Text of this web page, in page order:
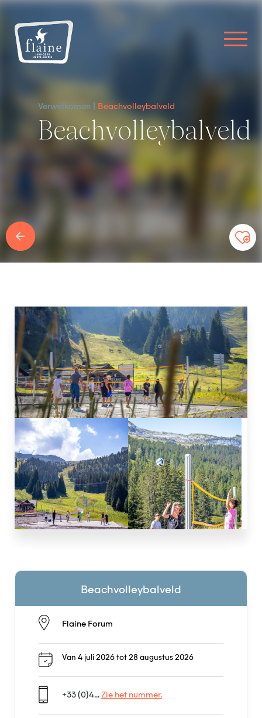
Verwelkomen Beachvolleybalveld
Beachvolleybalveld
Beachvolleybalveld
Flaine Forum
Van 4 juli 2026 tot 28 augustus 2026
+33 (0)4... Zie het nummer.